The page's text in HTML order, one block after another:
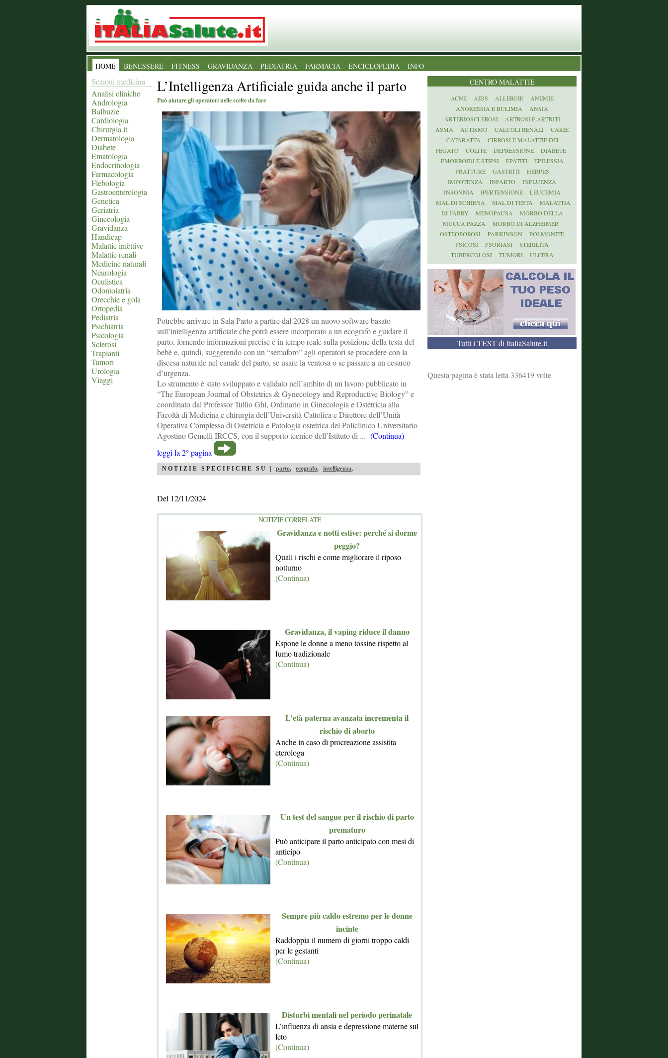
HOME BENESSERE FITNESS GRAVIDANZA PEDIATRIA FARMACIA ENCICLOPEDIA INFO
Sezioni medicina
Analisi cliniche
Andrologia
Balbuzie
Cardiologia
Chirurgia.it
Dermatologia
Diabete
Ematologia
Endocrinologia
Farmacologia
Flebologia
Gastroenterologia
Genetica
Geriatria
Ginecologia
Gravidanza
Handicap
Malattie infettive
Malattie renali
Medicine naturali
Neurologia
Oculistica
Odontoiatria
Orecchie e gola
Ortopedia
Pediatria
Psichiatria
Psicologia
Sclerosi
Trapianti
Tumori
Urologia
Viaggi
L’Intelligenza Artificiale guida anche il parto
Può aiutare gli operatori nelle scelte da fare
Potrebbe arrivare in Sala Parto a partire dal 2028 un nuovo software basato
sull’intelligenza artificiale che potrà essere incorporato a un ecografo e guidare il
parto, fornendo informazioni precise e in tempo reale sulla posizione della testa del
bebè e, quindi, suggerendo con un “semaforo” agli operatori se procedere con la
discesa naturale nel canale del parto, se usare la ventosa o se passare a un cesareo
d’urgenza.
Lo strumento è stato sviluppato e validato nell’ambito di un lavoro pubblicato in
“The European Journal of Obstetrics & Gynecology and Reproductive Biology” e
coordinato dal Professor Tullio Ghi, Ordinario in Ginecologia e Ostetricia alla
Facoltà di Medicina e chirurgia dell’Università Cattolica e Direttore dell’Unità
Operativa Complessa di Ostetricia e Patologia ostetrica del Policlinico Universitario
Agostino Gemelli IRCCS, con il supporto tecnico dell’Istituto di ... (Continua)
leggi la 2° pagina
NOTIZIE SPECIFICHE SU | parto, ecografo, intelligenza,
Del 12/11/2024
NOTIZIE CORRELATE
Gravidanza e notti estive: perché si dorme
peggio?
Quali i rischi e come migliorare il riposo
notturno
(Continua)
Gravidanza, il vaping riduce il danno
Espone le donne a meno tossine rispetto al
fumo tradizionale
(Continua)
L’età paterna avanzata incrementa il
rischio di aborto
Anche in caso di procreazione assistita
eterologa
(Continua)
Un test del sangue per il rischio di parto
prematuro
Può anticipare il parto anticipato con mesi di
anticipo
(Continua)
Sempre più caldo estremo per le donne
incinte
Raddoppia il numero di giorni troppo caldi
per le gestanti
(Continua)
Disturbi mentali nel periodo perinatale
L’influenza di ansia e depressione materne sul
feto
(Continua)
CENTRO MALATTIE
ACNE AIDS ALLERGIE
ANEMIE
ANORESSIA E BULIMIA
ANSIA
ARTERIOSCLEROSI
ARTROSI E ARTRITI
ASMA
AUTISMO CALCOLI RENALI
CARIE
CATARATTA
CIRROSI E MALATTIE DEL
FEGATO
COLITE DEPRESSIONE
DIABETE
EMORROIDI E STIPSI
EPATITI
EPILESSIA
FRATTURE
GASTRITI
HERPES
IMPOTENZA
INFARTO
INFLUENZA
INSONNIA
IPERTENSIONE
LEUCEMIA
MAL DI SCHIENA
MAL DI TESTA
MALATTIA
DI FABRY
MENOPAUSA
MORBO DELLA
MUCCA PAZZA
MORBO DI ALZHEIMER
OSTEOPOROSI
PARKINSON
POLMONITE
PSICOSI
PSORIASI
STERILITA
TUBERCOLOSI
TUMORI ULCERA
Tutti i TEST di ItaliaSalute.it
Questa pagina è stata letta 336419 volte